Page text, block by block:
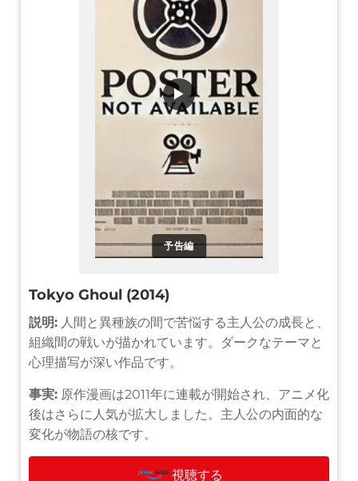
予告編
▶
Tokyo Ghoul (2014)
説明: 人間と異種族の間で苦悩する主人公の成長と、
組織間の戦いが描かれています。ダークなテーマと
心理描写が深い作品です。
事実: 原作漫画は2011年に連載が開始され、アニメ化
後はさらに人気が拡大しました。主人公の内面的な
変化が物語の核です。
視聴する